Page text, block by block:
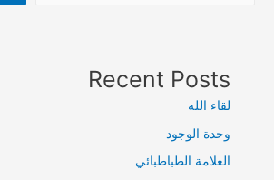
Recent Posts
لقاء الله
وحدة الوجود
العلامة الطباطبائي